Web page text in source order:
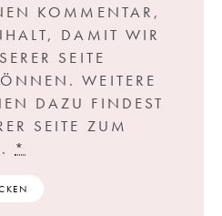
KOMMENTAR,
DAMIT WIR
SEITE
WEITERE
DAZU FINDEST
SEITE ZUM
*